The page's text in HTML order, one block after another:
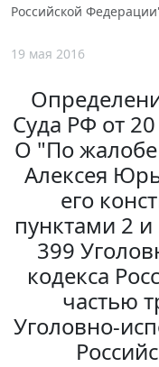
Российской
19 мая 2016
Суда РФ от
О "По жалобе
Алексея
его
пунктами 2 и
399
кодекса
частью
Уголовно-